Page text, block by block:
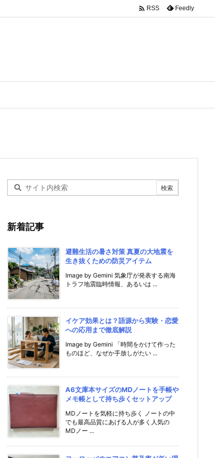
 RSS Feedly
新着記事
避難生活の暑さ対策 真夏の大地震を
生き抜くための防災アイテム
Image by Gemini 気象庁が発表する南海
トラフ地震臨時情報、あるいは ...
イケア効果とは？語源から実験・恋愛
への応用まで徹底解説
Image by Gemini 「時間をかけて作った
ものほど、なぜか手放しがたい ...
A6文庫本サイズのMDノートを手帳や
メモ帳として持ち歩くセットアップ
MDノートを気軽に持ち歩く ノートの中
でも最高品質にあげる人が多く人気の
MDノー ...